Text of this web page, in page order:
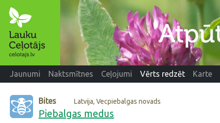
Jaunumi Naktsmītnes Ceļojumi Vērts redzēt Karte
Bites Latvija, Vecpiebalgas novads
Piebalgas medus